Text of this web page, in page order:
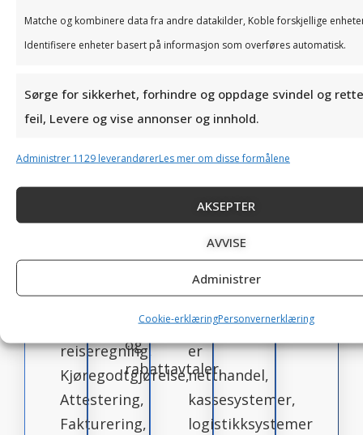
Matche og kombinere data fra andre datakilder, Koble forskjellige
Identifisere enheter basert på informasjon som overføres automatisk.
Sørge for sikkerhet, forhindre og oppdage svindel og rette
feil, Levere og vise annonser og innhold.
Administrer 1129 leverandørerLes mer om disse formålene
AKSEPTER
AVVISE
Administrer
Cookie-erklæringPersonvernerklæring
kontoret
med
funksjonalitet
Utlegg
reiseregning,
Kjøregodtgjørelse,
Attestering,
Fakturering,
lagerstatus.
Her
du
blant
annet
varetelling,
plukkliste,
innkjøp,
pris
og
rabattavtaler.
ferdig
integrert
de
mest
brukte
løsningene,
om
det
er
netthandel,
kassesystemer,
logistikksystemer